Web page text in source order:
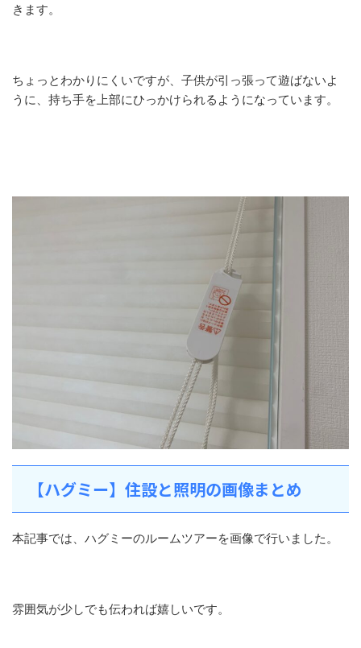
きます。
ちょっとわかりにくいですが、子供が引っ張って遊ばないよ
うに、持ち手を上部にひっかけられるようになっています。
【ハグミー】住設と照明の画像まとめ
本記事では、ハグミーのルームツアーを画像で行いました。
雰囲気が少しでも伝われば嬉しいです。